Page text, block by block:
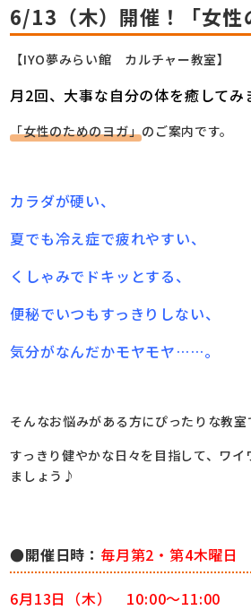
6/13（木）開催！「女性
【IYO夢みらい館 カルチャー教室】
月2回、大事な自分の体を癒してみ
「女性のためのヨガ」のご案内です。
カラダが硬い、
夏でも冷え症で疲れやすい、
くしゃみでドキッとする、
便秘でいつもすっきりしない、
気分がなんだかモヤモヤ……。
そんなお悩みがある方にぴったりな教室
すっきり健やかな日々を目指して、ワ
ましょう♪
●開催日時： 毎月第2・第4木曜日
6月13日（木） 10:00～11:00